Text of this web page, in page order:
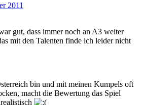
2011
gut, dass immer noch an A3 weiter
mit den Talenten finde ich leider nicht
bin und mit meinen Kumpels oft
macht die Bewertung das Spiel